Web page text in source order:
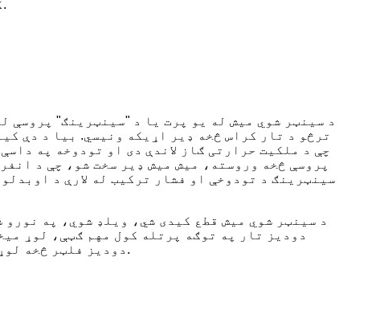
ککړ لپاره د فلټر کولو ساتلو لپاره کارول کیږي ترڅو د لیدو لپاره د سترګو لپاره خورا کوچني وي.
د سینټر شوي میش له یو پرت یا د "سینټرینګ" پروسې
ترڅو د تار کراس څخه ډیر اړیکه ونیسي. بیا د دې
چې د ملکیت حرارتی ګاز لاندې دی او تودوخه په
پروسې څخه وروسته، میش میش ډیر سخت شو، چې د
سینټرینګ د تودوخې او فشار ترکیب له لارې د
د سینټر شوي میش قطع کیدی شي، ویلډ شوي، په
دودیز تار په توګه پرتله کول مهم ګټې، لوړ
دودیز فلټر څخه لوړ ښکاري، مګر د دې اوږد کار د ژوند په کارولو سره او عالي ملکیتونه د پاکو ګټو سره ډیر شهرت لري.